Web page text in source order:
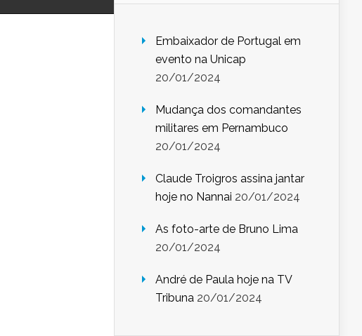
Embaixador de Portugal em
evento na Unicap
20/01/2024
Mudança dos comandantes
militares em Pernambuco
20/01/2024
Claude Troigros assina jantar
hoje no Nannai 20/01/2024
As foto-arte de Bruno Lima
20/01/2024
André de Paula hoje na TV
Tribuna 20/01/2024